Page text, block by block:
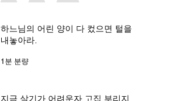
하느님의 어린 양이 다 컸으면 털을
내놓아라.
1분 분량
지금 살기가 어려운자 고집 부리지